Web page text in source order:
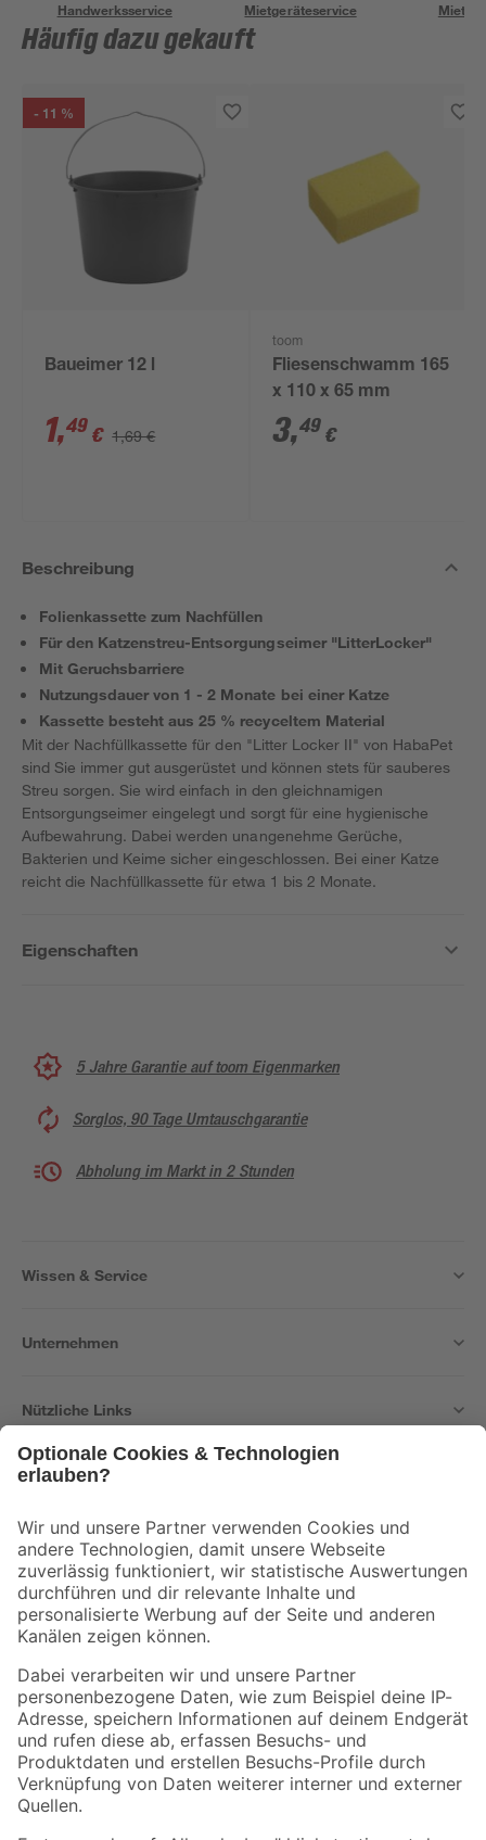
Handwerksservice Mietgeräteservice
Häufig dazu gekauft
- 11 %
Baueimer 12 l
1,49 € 1,69 €
toom
Fliesenschwamm 165
x 110 x 65 mm
3,49 €
Beschreibung
Folienkassette zum Nachfüllen
Für den Katzenstreu-Entsorgungseimer "LitterLocker"
Mit Geruchsbarriere
Nutzungsdauer von 1 - 2 Monate bei einer Katze
Kassette besteht aus 25 % recyceltem Material
Mit der Nachfüllkassette für den "Litter Locker II" von HabaPet
sind Sie immer gut ausgerüstet und können stets für sauberes
Streu sorgen. Sie wird einfach in den gleichnamigen
Entsorgungseimer eingelegt und sorgt für eine hygienische
Aufbewahrung. Dabei werden unangenehme Gerüche,
Bakterien und Keime sicher eingeschlossen. Bei einer Katze
reicht die Nachfüllkassette für etwa 1 bis 2 Monate.
Eigenschaften
5 Jahre Garantie auf toom Eigenmarken
Sorglos, 90 Tage Umtauschgarantie
Abholung im Markt in 2 Stunden
Wissen & Service
Unternehmen
Nützliche Links
Der toom Newsletter: Keine Angebote und Aktionen mehr verpassen!
Zur Newsletter Anmeldung
Folge uns
Zahlungsarten Versandarten
Sicher einkaufen